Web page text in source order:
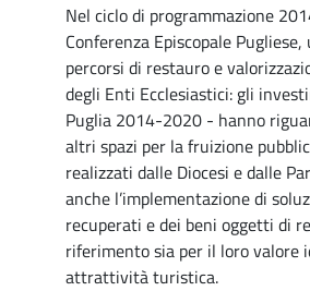
Nel ciclo di programmazione
Conferenza Episcopale
percorsi di restauro e
degli Enti Ecclesiastici: gli
Puglia 2014-2020 - hanno
altri spazi per la fruizione
realizzati dalle Diocesi e dalle
anche l’implementazione di
recuperati e dei beni oggetti di
riferimento sia per il loro valore
attrattività turistica.